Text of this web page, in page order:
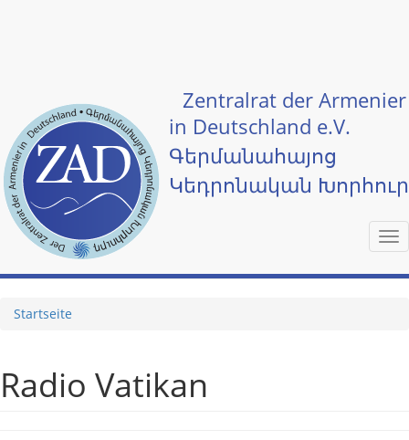
Zentralrat der Armenier
in Deutschland e.V.
Գերմանահայոց
Կեդրոնական
Startseite
Radio Vatikan